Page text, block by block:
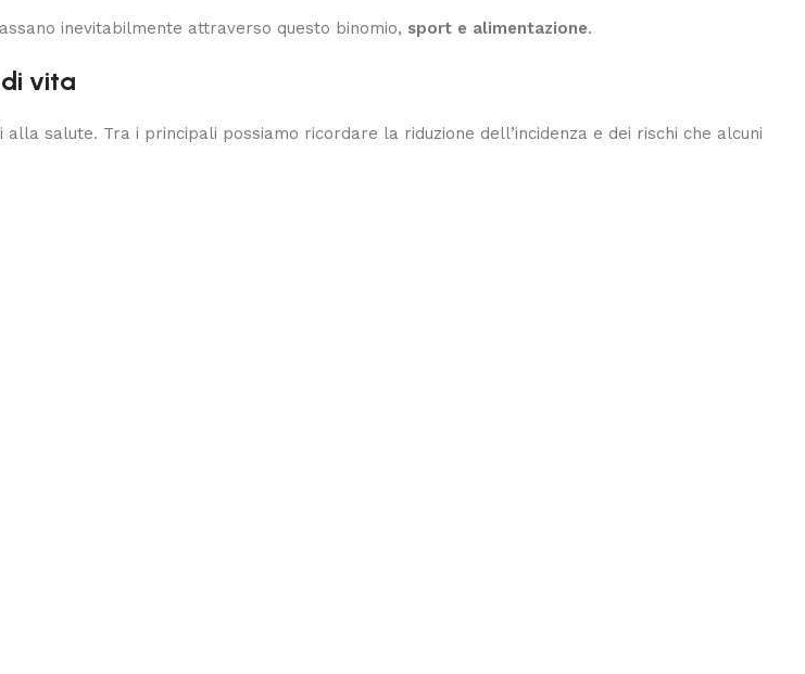
inevitabilmente attraverso questo binomio, sport e alimentazione.
vita
salute. Tra i principali possiamo ricordare la riduzione dell’incidenza e dei rischi che alcuni